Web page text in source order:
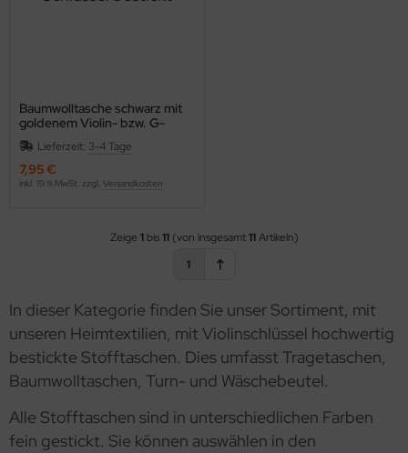
Baumwolltasche schwarz mit
goldenem Violin- bzw. G-
Schlüssel bestickt
Lieferzeit: 3-4 Tage
7,95 €
inkl. 19 % MwSt. zzgl. Versandkosten
Zeige 1bis11(von insgesamt11Artikeln)
1
In dieser Kategorie finden Sie unser Sortiment, mit
unseren Heimtextilien, mit Violinschlüssel hochwertig
bestickte Stofftaschen. Dies umfasst Tragetaschen,
Baumwolltaschen, Turn- und Wäschebeutel.
Alle Stofftaschen sind in unterschiedlichen Farben
fein gestickt. Sie können auswählen in den